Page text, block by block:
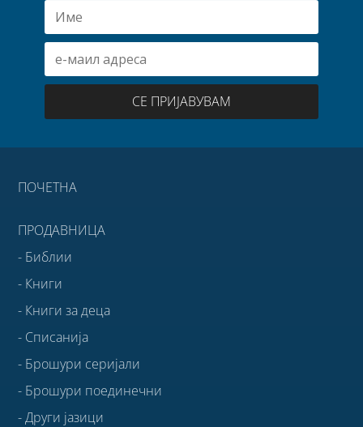
СЕ ПРИЈАВУВАМ
ПОЧЕТНА
ПРОДАВНИЦА
- Библии
- Книги
- Книги за деца
- Списанија
- Брошури серијали
- Брошури поединечни
- Други јазици